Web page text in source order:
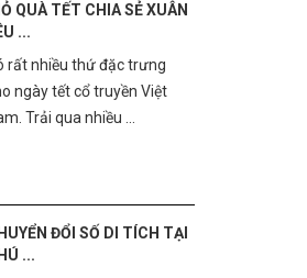
QUÀ TẾT CHIA SẺ XUÂN
...
rất nhiều thứ đặc trưng
ngày tết cổ truyền Việt
Trải qua nhiều ...
ĐỔI SỐ DI TÍCH TẠI
...